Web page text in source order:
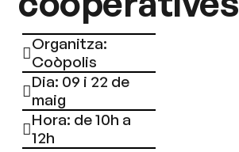
Organitza:
Coòpolis
Dia: 09 i 22 de
maig
Hora: de 10h a
12h